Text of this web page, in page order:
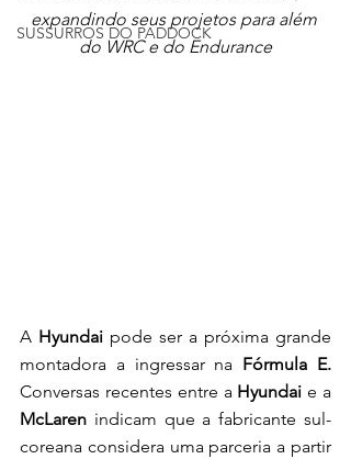
SUSSURROS DO PADDOCK
expandindo seus projetos para além
do WRC e do Endurance
A Hyundai pode ser a próxima grande
montadora a ingressar na
Conversas recentes entre a Hyundai
McLaren indicam que a fabricante sul-
coreana considera uma parceria a partir